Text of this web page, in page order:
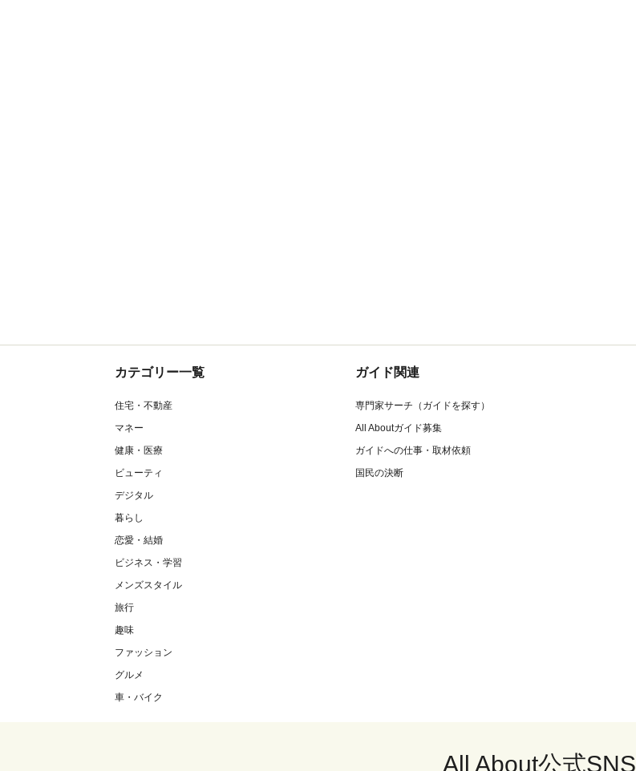
カテゴリー一覧
住宅・不動産
マネー
健康・医療
ビューティ
デジタル
暮らし
恋愛・結婚
ビジネス・学習
メンズスタイル
旅行
趣味
ファッション
グルメ
車・バイク
ガイド関連
専門家サーチ（ガイドを探す）
All Aboutガイド募集
ガイドへの仕事・取材依頼
国民の決断
All About公式SNS